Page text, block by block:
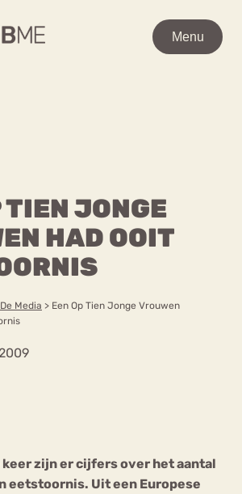
Menu
TIEN JONGE
HAD OOIT
Media > Een Op Tien Jonge Vrouwen
zijn er cijfers over het aantal
eetstoornis. Uit een Europese
Menu
Forum
JE NAAR OP
TERMEN